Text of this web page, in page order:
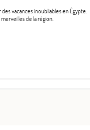
vacances inoubliables en Égypte.
de la région.